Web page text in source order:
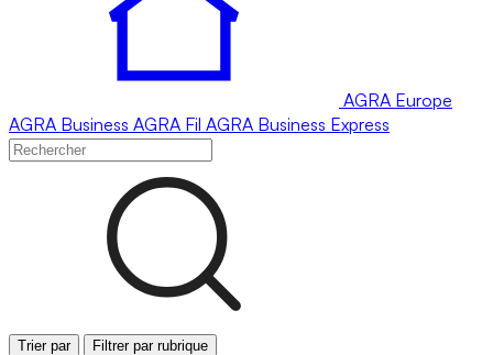
AGRA Europe
AGRA Business AGRA Fil AGRA Business Express
Trier par Filtrer par rubrique